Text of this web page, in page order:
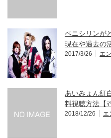
ペニシリンが
現在や過去の
2017/3/26 エ
あいみょん紅
料視聴方法【ﾏ
2018/12/26 エ